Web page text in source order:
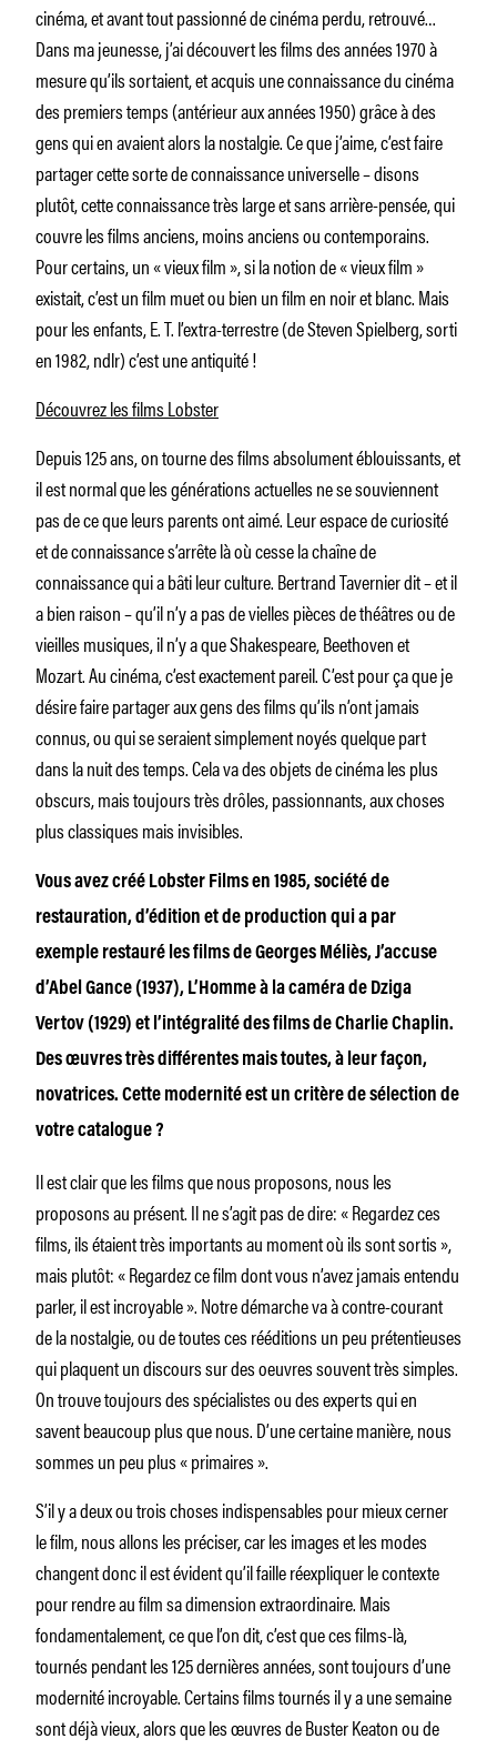
cinéma, et avant tout passionné de cinéma perdu, retrouvé…
Dans ma jeunesse, j’ai découvert les films des années 1970 à
mesure qu’ils sortaient, et acquis une connaissance du cinéma
des premiers temps (antérieur aux années 1950) grâce à des
gens qui en avaient alors la nostalgie. Ce que j’aime, c’est faire
partager cette sorte de connaissance universelle – disons
plutôt, cette connaissance très large et sans arrière-pensée, qui
couvre les films anciens, moins anciens ou contemporains.
Pour certains, un « vieux film », si la notion de « vieux film »
existait, c’est un film muet ou bien un film en noir et blanc. Mais
pour les enfants, E. T. l’extra-terrestre (de Steven Spielberg, sorti
en 1982, ndlr) c’est une antiquité !
Découvrez les films Lobster
Depuis 125 ans, on tourne des films absolument éblouissants, et
il est normal que les générations actuelles ne se souviennent
pas de ce que leurs parents ont aimé. Leur espace de curiosité
et de connaissance s’arrête là où cesse la chaîne de
connaissance qui a bâti leur culture. Bertrand Tavernier dit – et il
a bien raison – qu’il n’y a pas de vielles pièces de théâtres ou de
vieilles musiques, il n’y a que Shakespeare, Beethoven et
Mozart. Au cinéma, c’est exactement pareil. C’est pour ça que je
désire faire partager aux gens des films qu’ils n’ont jamais
connus, ou qui se seraient simplement noyés quelque part
dans la nuit des temps. Cela va des objets de cinéma les plus
obscurs, mais toujours très drôles, passionnants, aux choses
plus classiques mais invisibles.
Vous avez créé Lobster Films en 1985, société de
restauration, d’édition et de production qui a par
exemple restauré les films de Georges Méliès, J’accuse
d’Abel Gance (1937), L’Homme à la caméra de Dziga
Vertov (1929) et l’intégralité des films de Charlie Chaplin.
Des œuvres très différentes mais toutes, à leur façon,
novatrices. Cette modernité est un critère de sélection de
votre catalogue ?
Il est clair que les films que nous proposons, nous les
proposons au présent. Il ne s’agit pas de dire: « Regardez ces
films, ils étaient très importants au moment où ils sont sortis »,
mais plutôt: « Regardez ce film dont vous n’avez jamais entendu
parler, il est incroyable ». Notre démarche va à contre-courant
de la nostalgie, ou de toutes ces rééditions un peu prétentieuses
qui plaquent un discours sur des oeuvres souvent très simples.
On trouve toujours des spécialistes ou des experts qui en
savent beaucoup plus que nous. D’une certaine manière, nous
sommes un peu plus « primaires ».
S’il y a deux ou trois choses indispensables pour mieux cerner
le film, nous allons les préciser, car les images et les modes
changent donc il est évident qu’il faille réexpliquer le contexte
pour rendre au film sa dimension extraordinaire. Mais
fondamentalement, ce que l’on dit, c’est que ces films-là,
tournés pendant les 125 dernières années, sont toujours d’une
modernité incroyable. Certains films tournés il y a une semaine
sont déjà vieux, alors que les œuvres de Buster Keaton ou de